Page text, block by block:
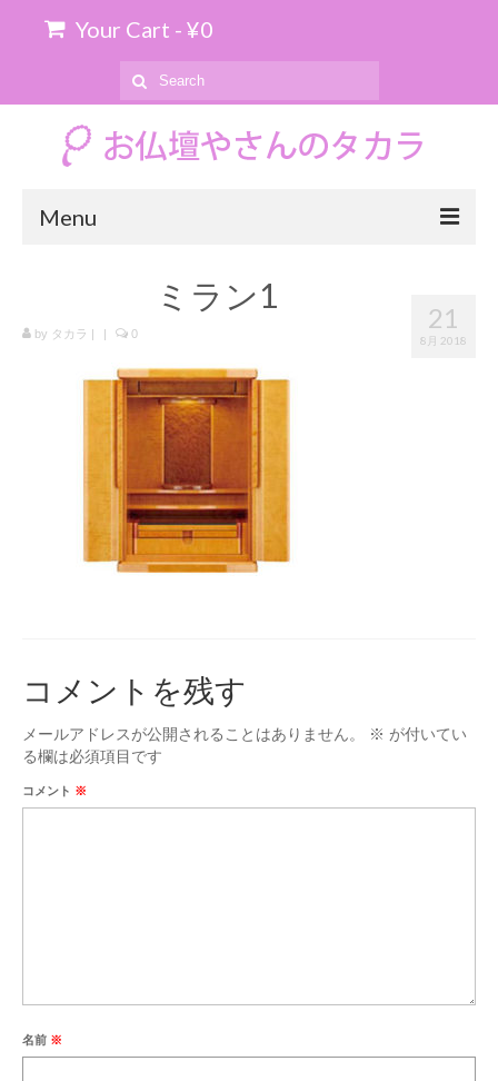
Your Cart - ¥0
Search
for:
Menu
お位牌の購入について
お仏壇のお引き取り
商品を探す
台付仏壇
お位牌
男性用
女性用
最新のご案内
営業時間・お休みの案内
21
8月 2018
ミラン1
by タカラ | | 0
コメントを残す
メールアドレスが公開されることはありません。 ※ が付いてい
る欄は必須項目です
コメント ※
名前 ※